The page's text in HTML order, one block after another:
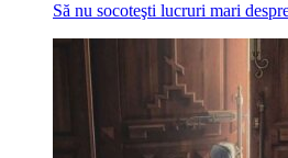
Să nu socoteşti lucruri mari